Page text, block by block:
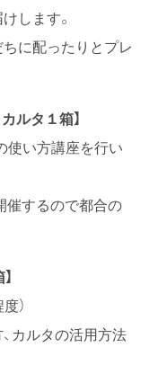
します。
に配ったりとプレ
ルタ１箱】
使い方講座を行い
催するので都合の
）
カルタの活用方法